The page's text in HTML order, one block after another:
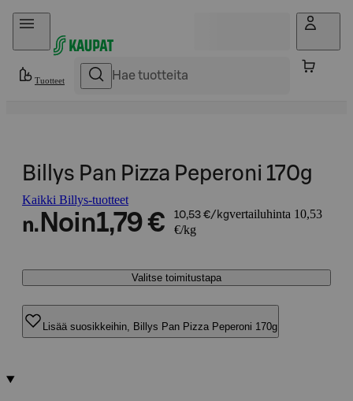
Hyppää sisältöön
Tuotteet
Billys Pan Pizza Peperoni 170g
Kaikki Billys-tuotteet
n. Noin1,79 € 10,53 €/kgvertailuhinta 10,53
€/kg
Valitse toimitustapa
Lisää suosikkeihin, Billys Pan Pizza Peperoni 170g